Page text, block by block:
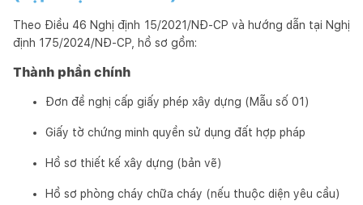
Theo Điều 46 Nghị định 15/2021/NĐ-CP và hướng dẫn tại Nghị
định 175/2024/NĐ-CP, hồ sơ gồm:
Thành phần chính
Đơn đề nghị cấp giấy phép xây dựng (Mẫu số 01)
Giấy tờ chứng minh quyền sử dụng đất hợp pháp
Hồ sơ thiết kế xây dựng (bản vẽ)
Hồ sơ phòng cháy chữa cháy (nếu thuộc diện yêu cầu)